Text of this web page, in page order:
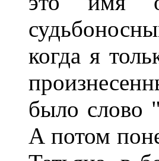
когда я
было слово
А потом